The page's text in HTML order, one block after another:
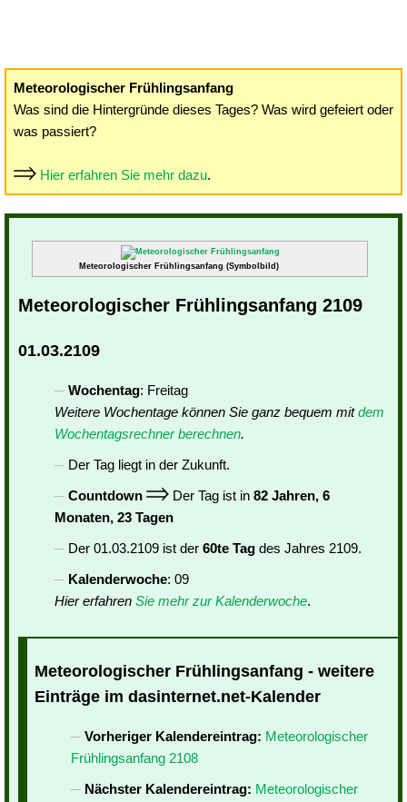
Meteorologischer Frühlingsanfang
Was sind die Hintergründe dieses Tages? Was wird gefeiert oder
was passiert?
Hier erfahren Sie mehr dazu.
Meteorologischer Frühlingsanfang (Symbolbild)
Meteorologischer Frühlingsanfang 2109
01.03.2109
Wochentag: Freitag
Weitere Wochentage können Sie ganz bequem mitdem
Wochentagsrechner berechnen.
Der Tag liegt in der Zukunft.
Countdown
Der Tag ist in 82 Jahren, 6
Monaten, 23 Tagen
Der 01.03.2109 ist der 60te Tag des Jahres 2109.
Kalenderwoche: 09
Hier erfahren Sie mehr zur Kalenderwoche.
Meteorologischer Frühlingsanfang - weitere
Einträge im dasinternet.net-Kalender
Vorheriger Kalendereintrag: Meteorologischer
Frühlingsanfang 2108
Nächster Kalendereintrag: Meteorologischer